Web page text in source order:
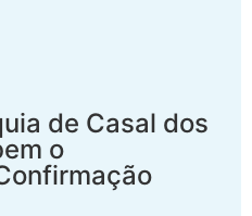
de Casal dos
o